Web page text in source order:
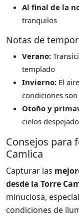
Al final de la
tranquilos
Notas de
Verano:
templado
Invierno: El
condiciones
Otoño y
cielos
Consejos para
Camlica
Capturar las
desde la Torre
minuciosa,
condiciones de